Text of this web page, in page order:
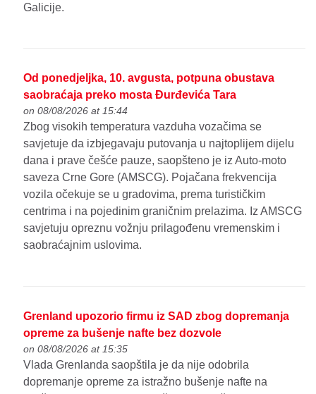
Galicije.
Od ponedjeljka, 10. avgusta, potpuna obustava
saobraćaja preko mosta Đurđevića Tara
on 08/08/2026 at 15:44
Zbog visokih temperatura vazduha vozačima se
savjetuje da izbjegavaju putovanja u najtoplijem dijelu
dana i prave češće pauze, saopšteno je iz Auto-moto
saveza Crne Gore (AMSCG). Pojačana frekvencija
vozila očekuje se u gradovima, prema turističkim
centrima i na pojedinim graničnim prelazima. Iz AMSCG
savjetuju opreznu vožnju prilagođenu vremenskim i
saobraćajnim uslovima.
Grenland upozorio firmu iz SAD zbog dopremanja
opreme za bušenje nafte bez dozvole
on 08/08/2026 at 15:35
Vlada Grenlanda saopštila je da nije odobrila
dopremanje opreme za istražno bušenje nafte na